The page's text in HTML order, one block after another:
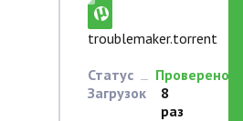
troublemaker.torrent
Статус
Проверено
Загрузок
8
раз